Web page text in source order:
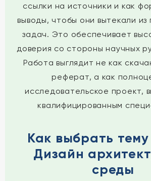
ссылки на источники и как
выводы, чтобы они вытекали из
задач. Это обеспечивает
доверия со стороны научных
Работа выглядит не как
реферат, а как
исследовательское проект,
квалифицированным
Как выбрать
Дизайн
среды